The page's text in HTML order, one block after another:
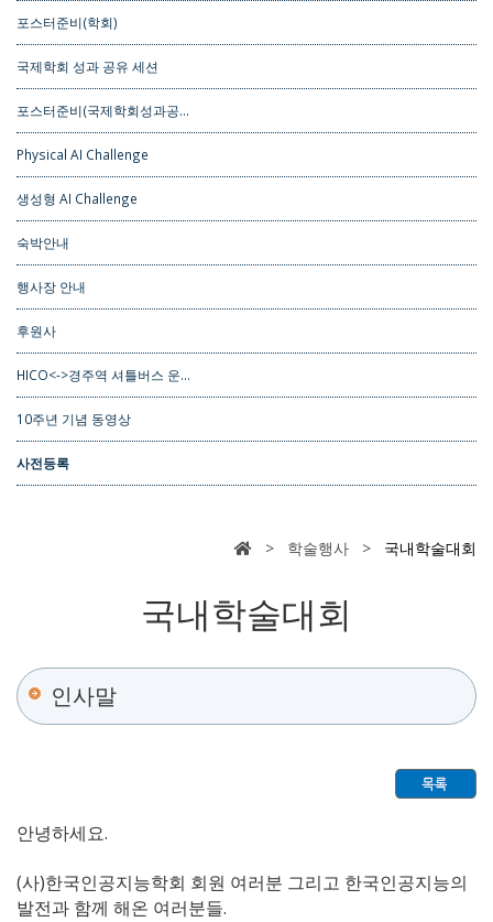
포스터준비(학회)
국제학회 성과 공유 세션
포스터준비(국제학회성과공…
Physical AI Challenge
생성형 AI Challenge
숙박안내
행사장 안내
후원사
HICO<->경주역 셔틀버스 운…
10주년 기념 동영상
사전등록
> 학술행사 > 국내학술대회
국내학술대회
인사말
안녕하세요.
(사)한국인공지능학회 회원 여러분 그리고 한국인공지능의
발전과 함께 해온 여러분들.